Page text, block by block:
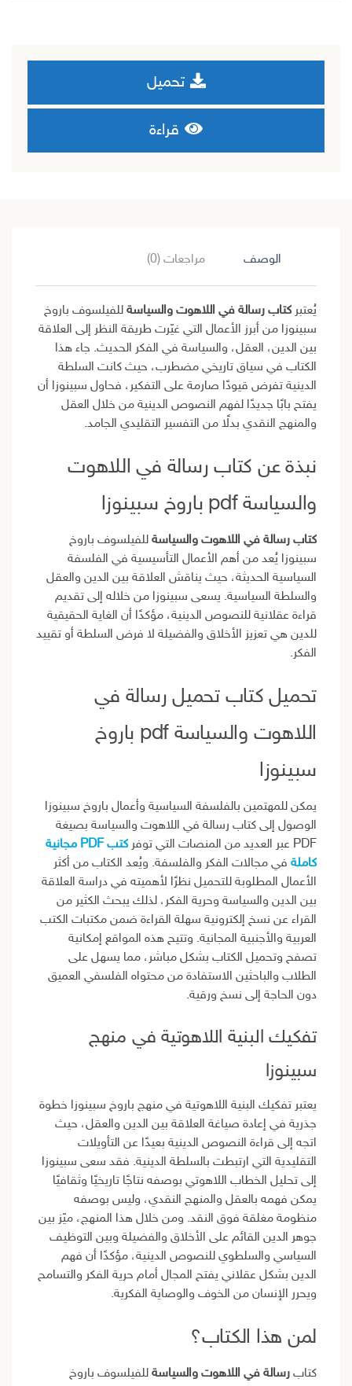
تحميل
قراءة
الوصف مراجعات (0)
يُعتبر كتاب رسالة في اللاهوت والسياسة للفيلسوف باروخ
سبينوزا من أبرز الأعمال التي غيّرت طريقة النظر إلى العلاقة
بين الدين، العقل، والسياسة في الفكر الحديث. جاء هذا
الكتاب في سياق تاريخي مضطرب، حيث كانت السلطة
الدينية تفرض قيودًا صارمة على التفكير، فحاول سبينوزا أن
يفتح بابًا جديدًا لفهم النصوص الدينية من خلال العقل
والمنهج النقدي بدلًا من التفسير التقليدي الجامد.
نبذة عن كتاب رسالة في اللاهوت
والسياسة pdf باروخ سبينوزا
كتاب رسالة في اللاهوت والسياسة للفيلسوف باروخ
سبينوزا يُعد من أهم الأعمال التأسيسية في الفلسفة
السياسية الحديثة، حيث يناقش العلاقة بين الدين والعقل
والسلطة السياسية. يسعى سبينوزا من خلاله إلى تقديم
قراءة عقلانية للنصوص الدينية، مؤكدًا أن الغاية الحقيقية
للدين هي تعزيز الأخلاق والفضيلة لا فرض السلطة أو تقييد
الفكر.
تحميل كتاب تحميل رسالة في
اللاهوت والسياسة pdf باروخ
سبينوزا
يمكن للمهتمين بالفلسفة السياسية وأعمال باروخ سبينوزا
الوصول إلى كتاب رسالة في اللاهوت والسياسة بصيغة
PDF عبر العديد من المنصات التي توفر
كتب PDF مجانية
كاملة في مجالات الفكر والفلسفة. ويُعد الكتاب من أكثر
الأعمال المطلوبة للتحميل نظرًا لأهميته في دراسة العلاقة
بين الدين والسياسة وحرية الفكر، لذلك يبحث الكثير من
القراء عن نسخ إلكترونية سهلة القراءة ضمن مكتبات الكتب
العربية والأجنبية المجانية. وتتيح هذه المواقع إمكانية
تصفح وتحميل الكتاب بشكل مباشر، مما يسهل على
الطلاب والباحثين الاستفادة من محتواه الفلسفي العميق
دون الحاجة إلى نسخ ورقية.
تفكيك البنية اللاهوتية في منهج
سبينوزا
يعتبر تفكيك البنية اللاهوتية في منهج باروخ سبينوزا خطوة
جذرية في إعادة صياغة العلاقة بين الدين والعقل، حيث
اتجه إلى قراءة النصوص الدينية بعيدًا عن التأويلات
التقليدية التي ارتبطت بالسلطة الدينية. فقد سعى سبينوزا
إلى تحليل الخطاب اللاهوتي بوصفه نتاجًا تاريخيًا وثقافيًا
يمكن فهمه بالعقل والمنهج النقدي، وليس بوصفه
منظومة مغلقة فوق النقد. ومن خلال هذا المنهج، ميّز بين
جوهر الدين القائم على الأخلاق والفضيلة وبين التوظيف
السياسي والسلطوي للنصوص الدينية، مؤكدًا أن فهم
الدين بشكل عقلاني يفتح المجال أمام حرية الفكر والتسامح
ويحرر الإنسان من الخوف والوصاية الفكرية.
لمن هذا الكتاب؟
كتاب رسالة في اللاهوت والسياسة للفيلسوف باروخ